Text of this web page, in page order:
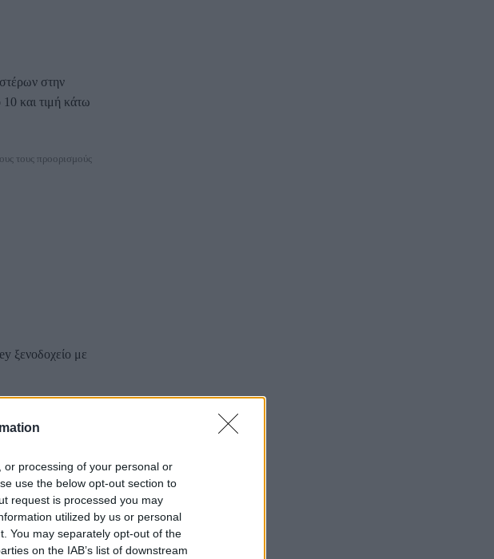
processing of your personal or
use the below opt-out section to
request is processed you may
utilized by us or personal
You may separately opt-out of the
on the IAB’s list of downstream
στην
και τιμή κάτω
τους προορισμούς
ξενοδοχείο με